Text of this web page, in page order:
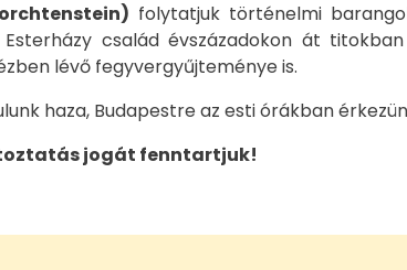
folytatjuk történelmi
család évszázadokon át
lévő fegyvergyűjteménye is.
haza, Budapestre az esti órákban
jogát fenntartjuk!